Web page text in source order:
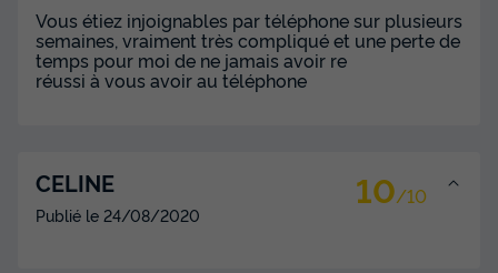
Vous étiez injoignables par téléphone sur plusieurs
semaines, vraiment très compliqué et une perte de
temps pour moi de ne jamais avoir re
réussi à vous avoir au téléphone
CELINE 10/10
Publié le 24/08/2020